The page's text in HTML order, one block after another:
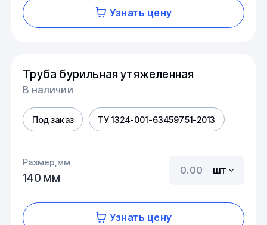
Узнать цену
Труба бурильная утяжеленная
В наличии
Под заказ ТУ 1324-001-63459751-2013
Размер,мм
140 мм
шт
Узнать цену